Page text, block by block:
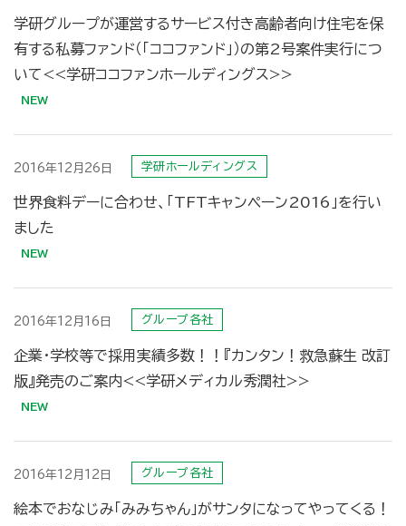
学研グループが運営するサービス付き高齢者向け住宅を保
有する私募ファンド（「ココファンド」）の第2号案件実行につ
いて<<学研ココファンホールディングス>>
2016年12月26日 学研ホールディングス
世界食料デーに合わせ、「TFTキャンペーン2016」を行い
ました
2016年12月16日 グループ各社
企業・学校等で採用実績多数！！『カンタン！救急蘇生 改訂
版』発売のご案内<<学研メディカル秀潤社>>
2016年12月12日 グループ各社
絵本でおなじみ「みみちゃん」がサンタになってやってくる！